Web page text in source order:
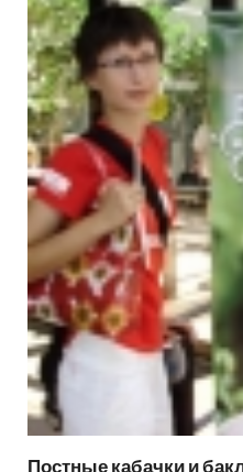
Постные кабачки и